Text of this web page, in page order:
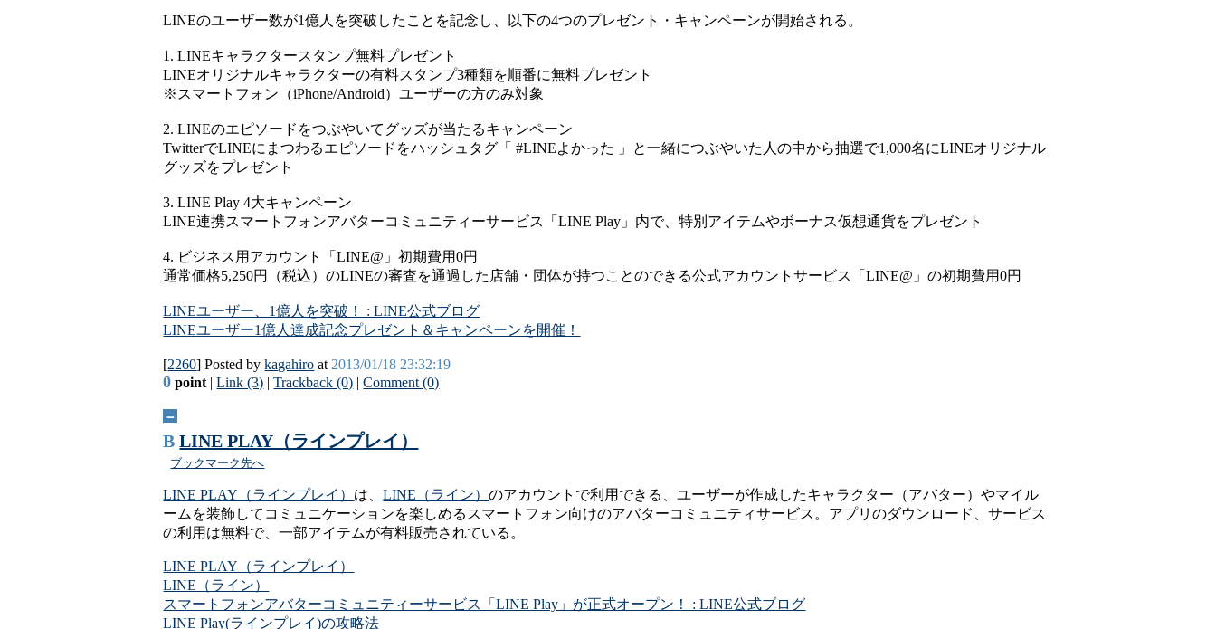
LINEのユーザー数が1億人を突破したことを記念し、以下の4つのプレゼント・キャンペーンが開始される。
1. LINEキャラクタースタンプ無料プレゼント
LINEオリジナルキャラクターの有料スタンプ3種類を順番に無料プレゼント
※スマートフォン（iPhone/Android）ユーザーの方のみ対象
2. LINEのエピソードをつぶやいてグッズが当たるキャンペーン
TwitterでLINEにまつわるエピソードをハッシュタグ「 #LINEよかった 」と一緒につぶやいた人の中から抽選で1,000名にLINEオリジナル
グッズをプレゼント
3. LINE Play 4大キャンペーン
LINE連携スマートフォンアバターコミュニティーサービス「LINE Play」内で、特別アイテムやボーナス仮想通貨をプレゼント
4. ビジネス用アカウント「LINE@」初期費用0円
通常価格5,250円（税込）のLINEの審査を通過した店舗・団体が持つことのできる公式アカウントサービス「LINE@」の初期費用0円
LINEユーザー、1億人を突破！ : LINE公式ブログ
LINEユーザー1億人達成記念プレゼント＆キャンペーンを開催！
[2260] Posted bykagahiro at 2013/01/18 23:32:19
0 point |Link (3) |Trackback (0) |Comment (0)
－
B LINE PLAY（ラインプレイ）
ブックマーク先へ
LINE PLAY（ラインプレイ） は、LINE（ライン）のアカウントで利用できる、ユーザーが作成したキャラクター（アバター）やマイル
ームを装飾してコミュニケーションを楽しめるスマートフォン向けのアバターコミュニティサービス。アプリのダウンロード、サービス
の利用は無料で、一部アイテムが有料販売されている。
LINE PLAY（ラインプレイ）
LINE（ライン）
スマートフォンアバターコミュニティーサービス「LINE Play」が正式オープン！ : LINE公式ブログ
LINE Play(ラインプレイ)の攻略法